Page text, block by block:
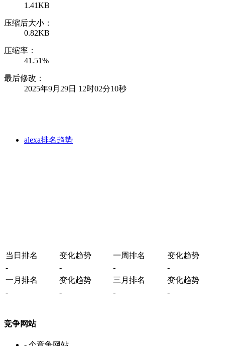
1.41KB
压缩后大小：
0.82KB
压缩率：
41.51%
最后修改：
2025年9月29日 12时02分10秒
alexa排名趋势
当日排名 变化趋势 一周排名
变化趋势
-
- -
-
一月排名
变化趋势 三月排名
变化趋势
-
- - -
竞争网站